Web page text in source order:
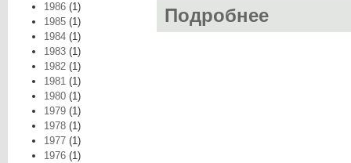
1986 (1)
1985 (1)
1984 (1)
1983 (1)
1982 (1)
1981 (1)
1980 (1)
1979 (1)
1978 (1)
1977 (1)
1976 (1)
Подробнее